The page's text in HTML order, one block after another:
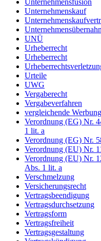
Unternehmenskauf
UNÜ
Urheberrecht
Urheberrecht
Urteile
UWG
Vergaberecht
Vergabeverfahren
vergleichende Werbung
Verordnung (EG) Nr.
1 lit. a
Verordnung (EG) Nr.
Verordnung (EU) Nr.
Verordnung (EU) Nr.
Abs. 1 lit. a
Verschmelzung
Versicherungsrecht
Vertragsbeendigung
Vertragsdurchsetzung
Vertragsform
Vertragsfreiheit
Vertragsgestaltung